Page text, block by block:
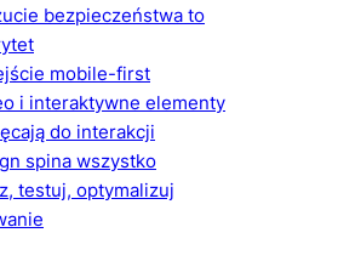
bezpieczeństwa to
mobile-first
i interaktywne elementy
do interakcji
spina wszystko
testuj, optymalizuj